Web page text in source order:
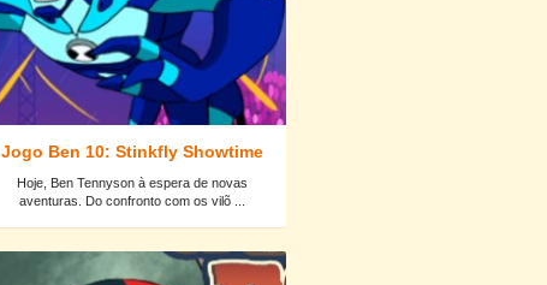
Jogo Ben 10: Stinkfly Showtime
Hoje, Ben Tennyson à espera de novas
aventuras. Do confronto com os vilõ ...